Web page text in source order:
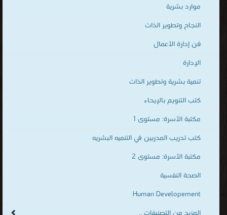
موارد بشرية
النجاح وتطوير الذات
فن إدارة الأعمال
الإدارة
تنمية بشرية وتطوير الذات
كتب التنويم بالإيحاء
مكتبة الأسرة: مستوى 1
كتب تدريب المدربين في التنميه البشريه
مكتبة الأسرة: مستوى 2
الصحة النفسية
Human Developement